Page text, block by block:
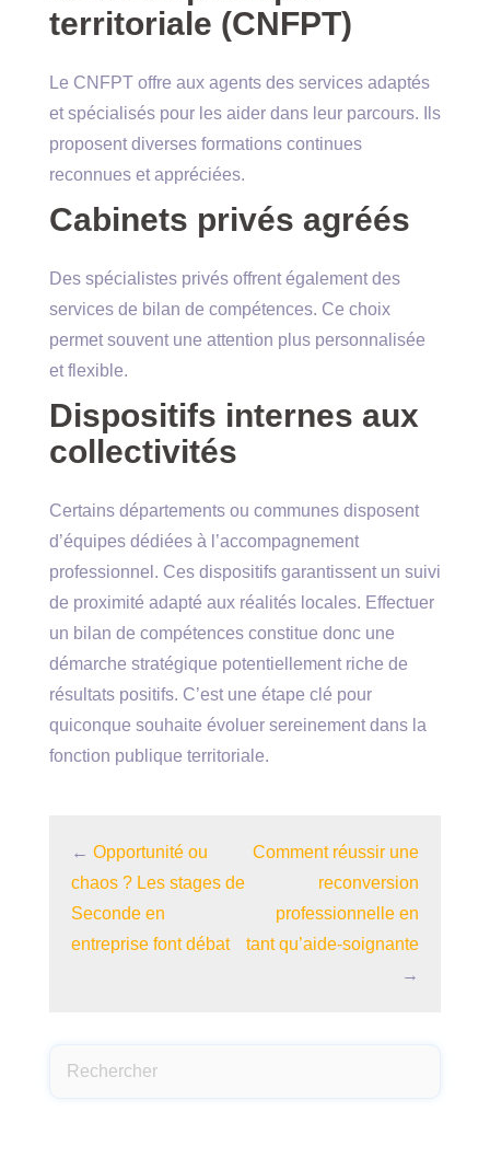
territoriale (CNFPT)
Le CNFPT offre aux agents des services adaptés
et spécialisés pour les aider dans leur parcours. Ils
proposent diverses formations continues
reconnues et appréciées.
Cabinets privés agréés
Des spécialistes privés offrent également des
services de bilan de compétences. Ce choix
permet souvent une attention plus personnalisée
et flexible.
Dispositifs internes aux
collectivités
Certains départements ou communes disposent
d’équipes dédiées à l’accompagnement
professionnel. Ces dispositifs garantissent un suivi
de proximité adapté aux réalités locales. Effectuer
un bilan de compétences constitue donc une
démarche stratégique potentiellement riche de
résultats positifs. C’est une étape clé pour
quiconque souhaite évoluer sereinement dans la
fonction publique territoriale.
← Opportunité ou
chaos ? Les stages de
Seconde en
entreprise font débat
Comment réussir une
reconversion
professionnelle en
tant qu’aide-soignante
→